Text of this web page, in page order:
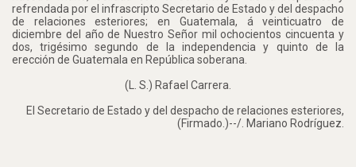
refrendada por el infrascripto Secretario de Estado y del despacho
de relaciones esteriores; en Guatemala, á veinticuatro de
diciembre del año de Nuestro Señor mil ochocientos cincuenta y
dos, trigésimo segundo de la independencia y quinto de la
erección de Guatemala en República soberana.
(L. S.) Rafael Carrera.
El Secretario de Estado y del despacho de relaciones esteriores,
(Firmado.)--/. Mariano Rodríguez.